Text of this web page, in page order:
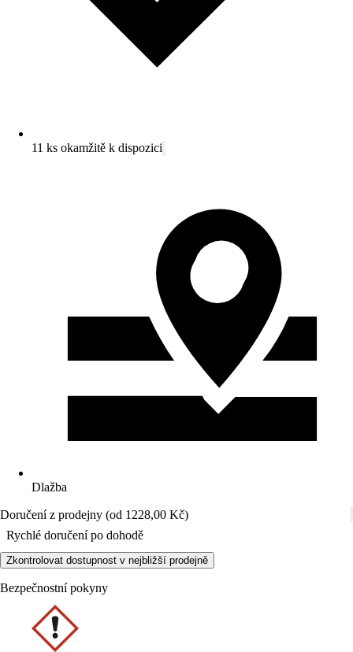
11 ks okamžitě k dispozici
Dlažba
Doručení z prodejny (od 1228,00 Kč)
Rychlé doručení po dohodě
Zkontrolovat dostupnost v nejbližší prodejně
Bezpečnostní pokyny